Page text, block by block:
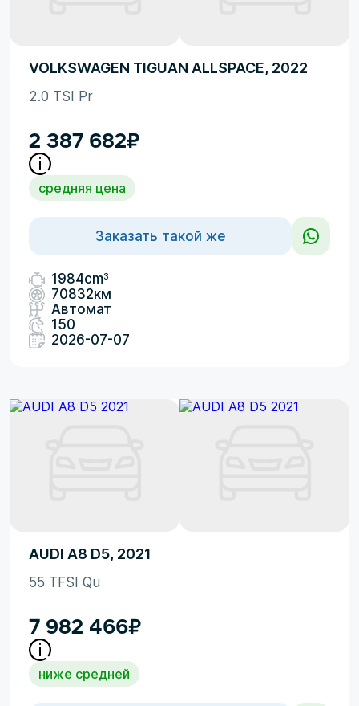
VOLKSWAGEN TIGUAN ALLSPACE, 2022
2.0 TSI Pr
2 387 682₽
средняя цена
Заказать такой же
1984cm3
70832км
Автомат
150
2026-07-07
AUDI A8 D5, 2021
55 TFSI Qu
7 982 466₽
ниже средней